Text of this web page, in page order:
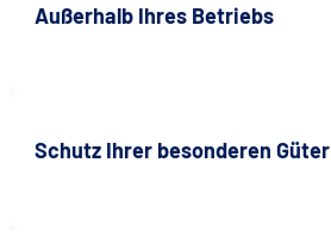
Außerhalb Ihres Betriebs
Schutz Ihrer besonderen Güter